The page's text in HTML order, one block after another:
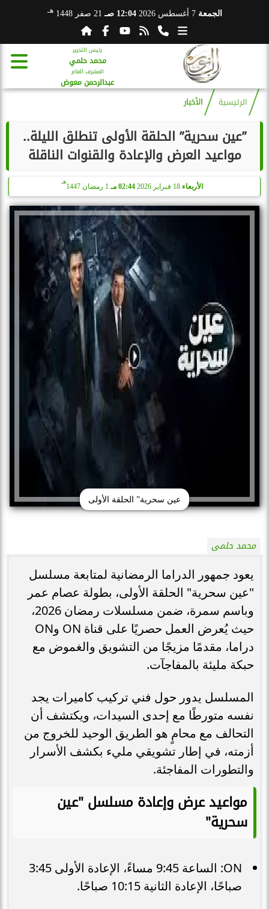
الجمعة 7 أغسطس 2026 12:04 صـ 21 صفر 1448 هـ
رئيس التحرير
محمد حلمي
المشرف العام
عبدالرحمن معوض
الرئيسية الأخبار
”عين سحرية” الحلقة الأولى تنطلق الليلة..
مواعيد العرض والإعادة والقنوات الناقلة
الأربعاء 02:44 مـ 1 رمضان 1447
هـ
عين سحرية” الحلقة الأولى
محمد حلمى
يعود جمهور الدراما الرمضانية لمتابعة مسلسل
"عين سحرية" الحلقة الأولى، بطولة عصام عمر
وباسم سمرة، ضمن مسلسلات رمضان 2026،
حيث يُعرض العمل حصريًا على قناة ON وON
دراما، مقدمًا مزيجًا من التشويق والغموض مع
حبكة مليئة بالمفاجآت.
المسلسل يدور حول فني تركيب كاميرات يجد
نفسه متورطًا مع إحدى السيدات، ويكتشف أن
التحالف مع محامٍ هو الطريق الوحيد للخروج من
أزمته، في إطار تشويقي مليء بكشف الأسرار
والتطورات المفاجئة.
مواعيد عرض وإعادة مسلسل "عين
سحرية"
ON: الساعة 9:45 مساءً، الإعادة الأولى 3:45
صباحًا، الإعادة الثانية 10:15 صباحًا.